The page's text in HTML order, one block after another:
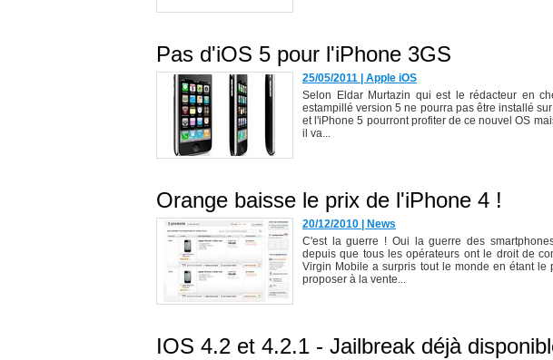
Pas d'iOS 5 pour l'iPhone 3GS
25/05/2011
Apple iOS
Selon Eldar Murtazin qui est le rédacteur en
estampillé version 5 ne pourra pas être installé
et l'iPhone 5 pourront profiter de ce nouvel OS
il va...
Orange baisse le prix de l'iPhone 4 !
20/12/2010
News
C'est la guerre ! Oui la guerre des
depuis que tous les opérateurs ont le droit de
Virgin Mobile a surpris tout le monde en étant le
proposer à la vente...
IOS 4.2 et 4.2.1 - Jailbreak déjà